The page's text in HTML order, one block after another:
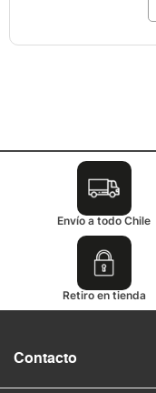
Envío a todo Chile
Retiro en tienda
Contacto